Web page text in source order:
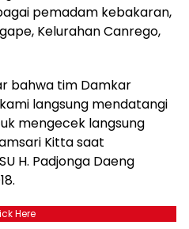
pemadam kebakaran,
Kelurahan Canrego,
bahwa tim Damkar
langsung mendatangi
mengecek langsung
Kitta saat
H. Padjonga Daeng
Here